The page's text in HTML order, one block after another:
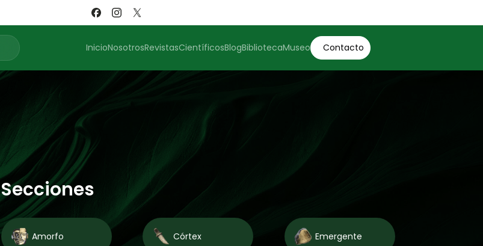
InicioNosotrosRevistasCientíficosBlogBibliotecaMuseo Contacto
Secciones
Amorfo Córtex Emergente